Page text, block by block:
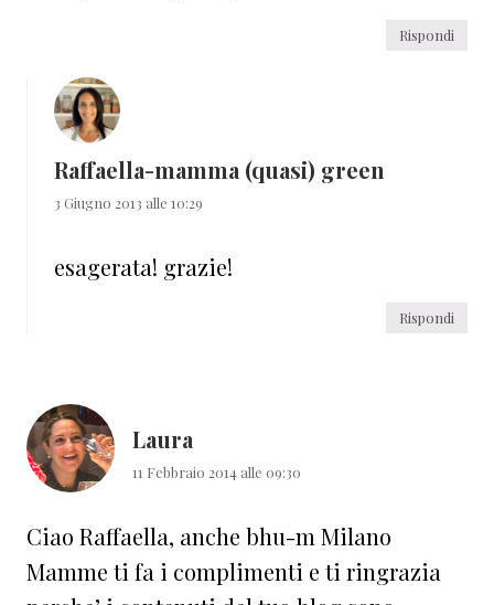
Rispondi
Raffaella-mamma (quasi) green
3 Giugno 2013 alle 10:29
esagerata! grazie!
Rispondi
Laura
11 Febbraio 2014 alle 09:30
Ciao Raffaella, anche bhu-m Milano
Mamme ti fa i complimenti e ti ringrazia